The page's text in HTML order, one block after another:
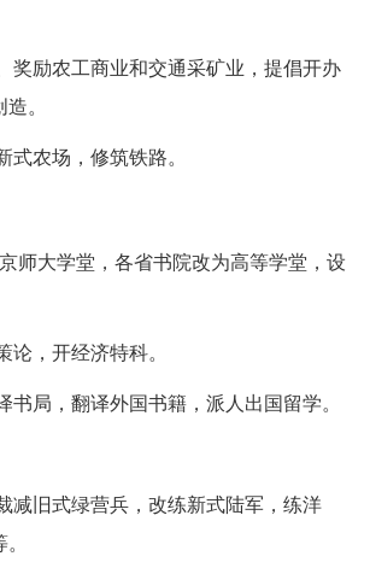
奖励农工商业和交通采矿业，提倡开办
。
农场，修筑铁路。
京师大学堂，各省书院改为高等学堂，设
，开经济特科。
书局，翻译外国书籍，派人出国留学。
减旧式绿营兵，改练新式陆军，练洋